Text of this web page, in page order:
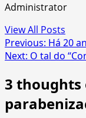
Administrator
View All Posts
Post
navigation
Previous: Há 20
Next: O tal do
3 thoughts